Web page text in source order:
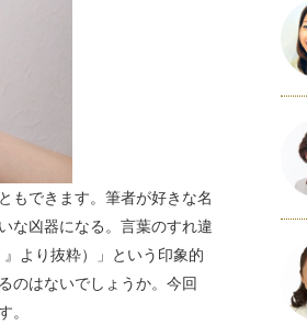
もできます。筆者が好きな名
な凶器になる。言葉のすれ違
より抜粋）」という印象的
のはないでしょうか。今回
。